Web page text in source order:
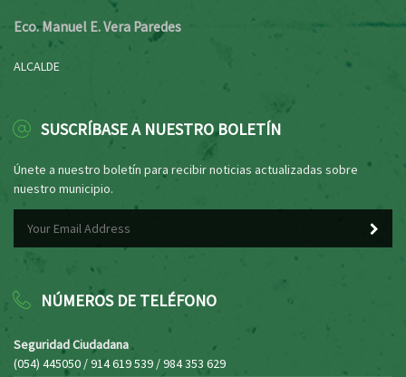
Eco. Manuel E. Vera Paredes
ALCALDE
SUSCRÍBASE A NUESTRO BOLETÍN
Únete a nuestro boletín para recibir noticias actualizadas sobre
nuestro municipio.
NÚMEROS DE TELÉFONO
Seguridad Ciudadana
(054) 445050 / 914 619 539 / 984 353 629